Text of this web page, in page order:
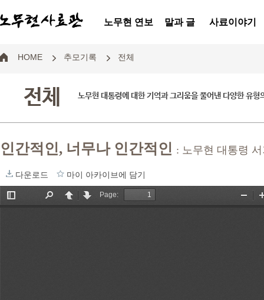
노무현 연보 말과 글 사료이야기
HOME 추모기록 전체
전체 노무현 대통령에 대한 기억과 그리움을 풀어낸 다양한 유형
인간적인, 너무나 인간적인 : 노무현 대통령
다운로드 마이 아카이브에 담기